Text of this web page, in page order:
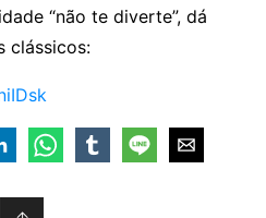
“não te diverte”, dá
clássicos: